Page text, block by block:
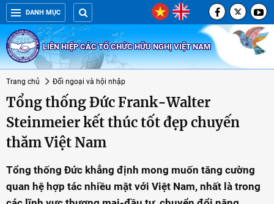
DANH MỤC
LIÊN HIỆP CÁC TỔ CHỨC HỮU NGHỊ VIỆT NAM
Trang chủ Đối ngoại và hội nhập
Tổng thống Đức Frank-Walter
Steinmeier kết thúc tốt đẹp chuyến
thăm Việt Nam
Tổng thống Đức khẳng định mong muốn tăng cường
quan hệ hợp tác nhiều mặt với Việt Nam, nhất là trong